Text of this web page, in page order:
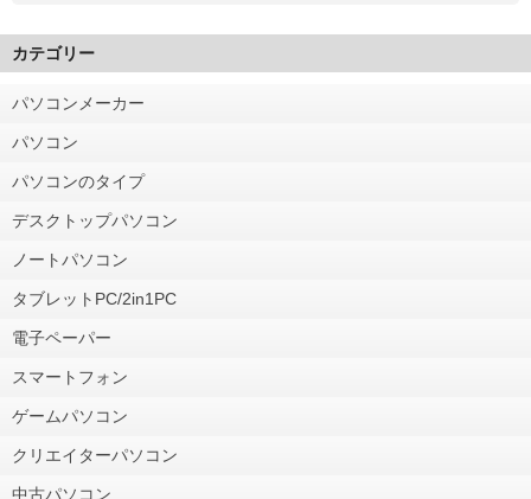
カテゴリー
パソコンメーカー
パソコン
パソコンのタイプ
デスクトップパソコン
ノートパソコン
タブレットPC/2in1PC
電子ペーパー
スマートフォン
ゲームパソコン
クリエイターパソコン
中古パソコン